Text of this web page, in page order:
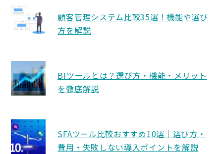
顧客管理システム比較35選！機能や選び
方を解説
BIツールとは？選び方・機能・メリット
を徹底解説
SFAツール比較おすすめ10選｜選び方・
費用・失敗しない導入ポイントを解説